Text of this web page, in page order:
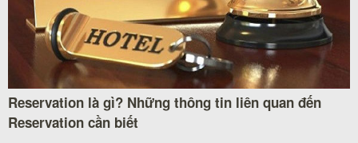
Reservation là gì? Những thông tin liên quan đến
Reservation cần biết